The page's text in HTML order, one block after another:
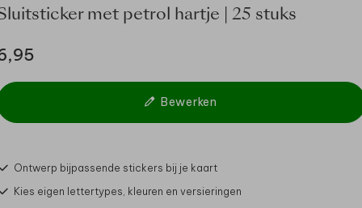
met petrol hartje | 25 stuks
Bewerken
Ontwerp bijpassende stickers bij je kaart
Kies eigen lettertypes, kleuren en versieringen